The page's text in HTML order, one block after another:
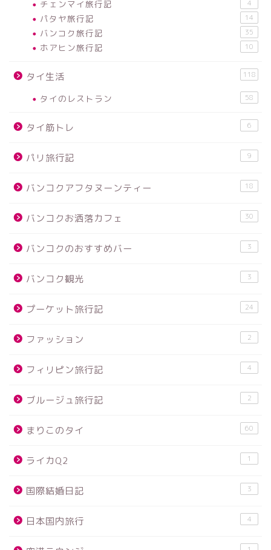
チェンマイ旅行記 4
パタヤ旅行記 14
バンコク旅行記 35
ホアヒン旅行記 10
タイ生活 118
タイのレストラン 58
タイ筋トレ 6
パリ旅行記 9
バンコクアフタヌーンティー 18
バンコクお洒落カフェ 30
バンコクのおすすめバー 3
バンコク観光 3
プーケット旅行記 24
ファッション 2
フィリピン旅行記 4
ブルージュ旅行記 2
まりこのタイ 60
ライカQ2 1
国際結婚日記 3
日本国内旅行 4